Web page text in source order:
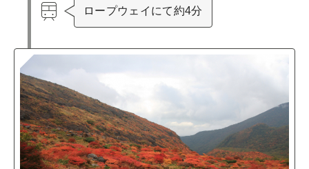
ロープウェイにて約4分